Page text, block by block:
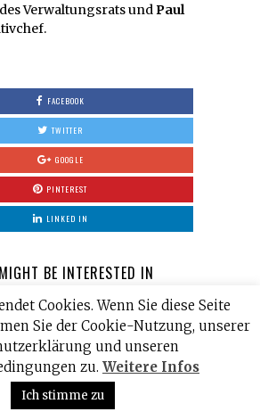
Verwaltungsrats und Paul
FACEBOOK
TWITTER
GOOGLE
PINTEREST
LINKED IN
BE INTERESTED IN
Serviceplan
Cookies. Wenn Sie diese Seite
Sie der Cookie-Nutzung, unserer
und unseren
zu. Weitere Infos
Ich stimme zu